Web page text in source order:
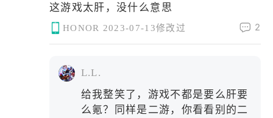
这游戏太肝，没什么意思
HONOR 2023-07-13修改过 2
L.L.
给我整笑了，游戏不都是要么肝要
么氪？同样是二游，你看看别的二